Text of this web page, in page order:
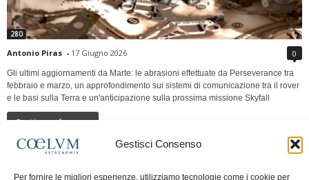
Gestisci Consenso
Per fornire le migliori esperienze, utilizziamo tecnologie come i cookie per
280
Antonio Piras - 17 Giugno 2026 0
Gli ultimi aggiornamenti da Marte: le abrasioni effettuate da Perseverance tra
febbraio e marzo, un approfondimento sui sistemi di comunicazione tra il rover
e le basi sulla Terra e un'anticipazione sulla prossima missione Skyfall
Continua a leggere